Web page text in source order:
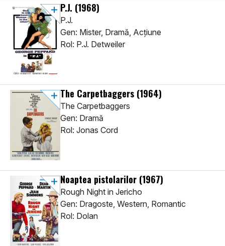
P.J. (1968)
P.J.
Gen: Mister, Dramă, Acţiune
Rol: P.J. Detweiler
The Carpetbaggers (1964)
The Carpetbaggers
Gen: Dramă
Rol: Jonas Cord
Noaptea pistolarilor (1967)
Rough Night in Jericho
Gen: Dragoste, Western, Romantic
Rol: Dolan